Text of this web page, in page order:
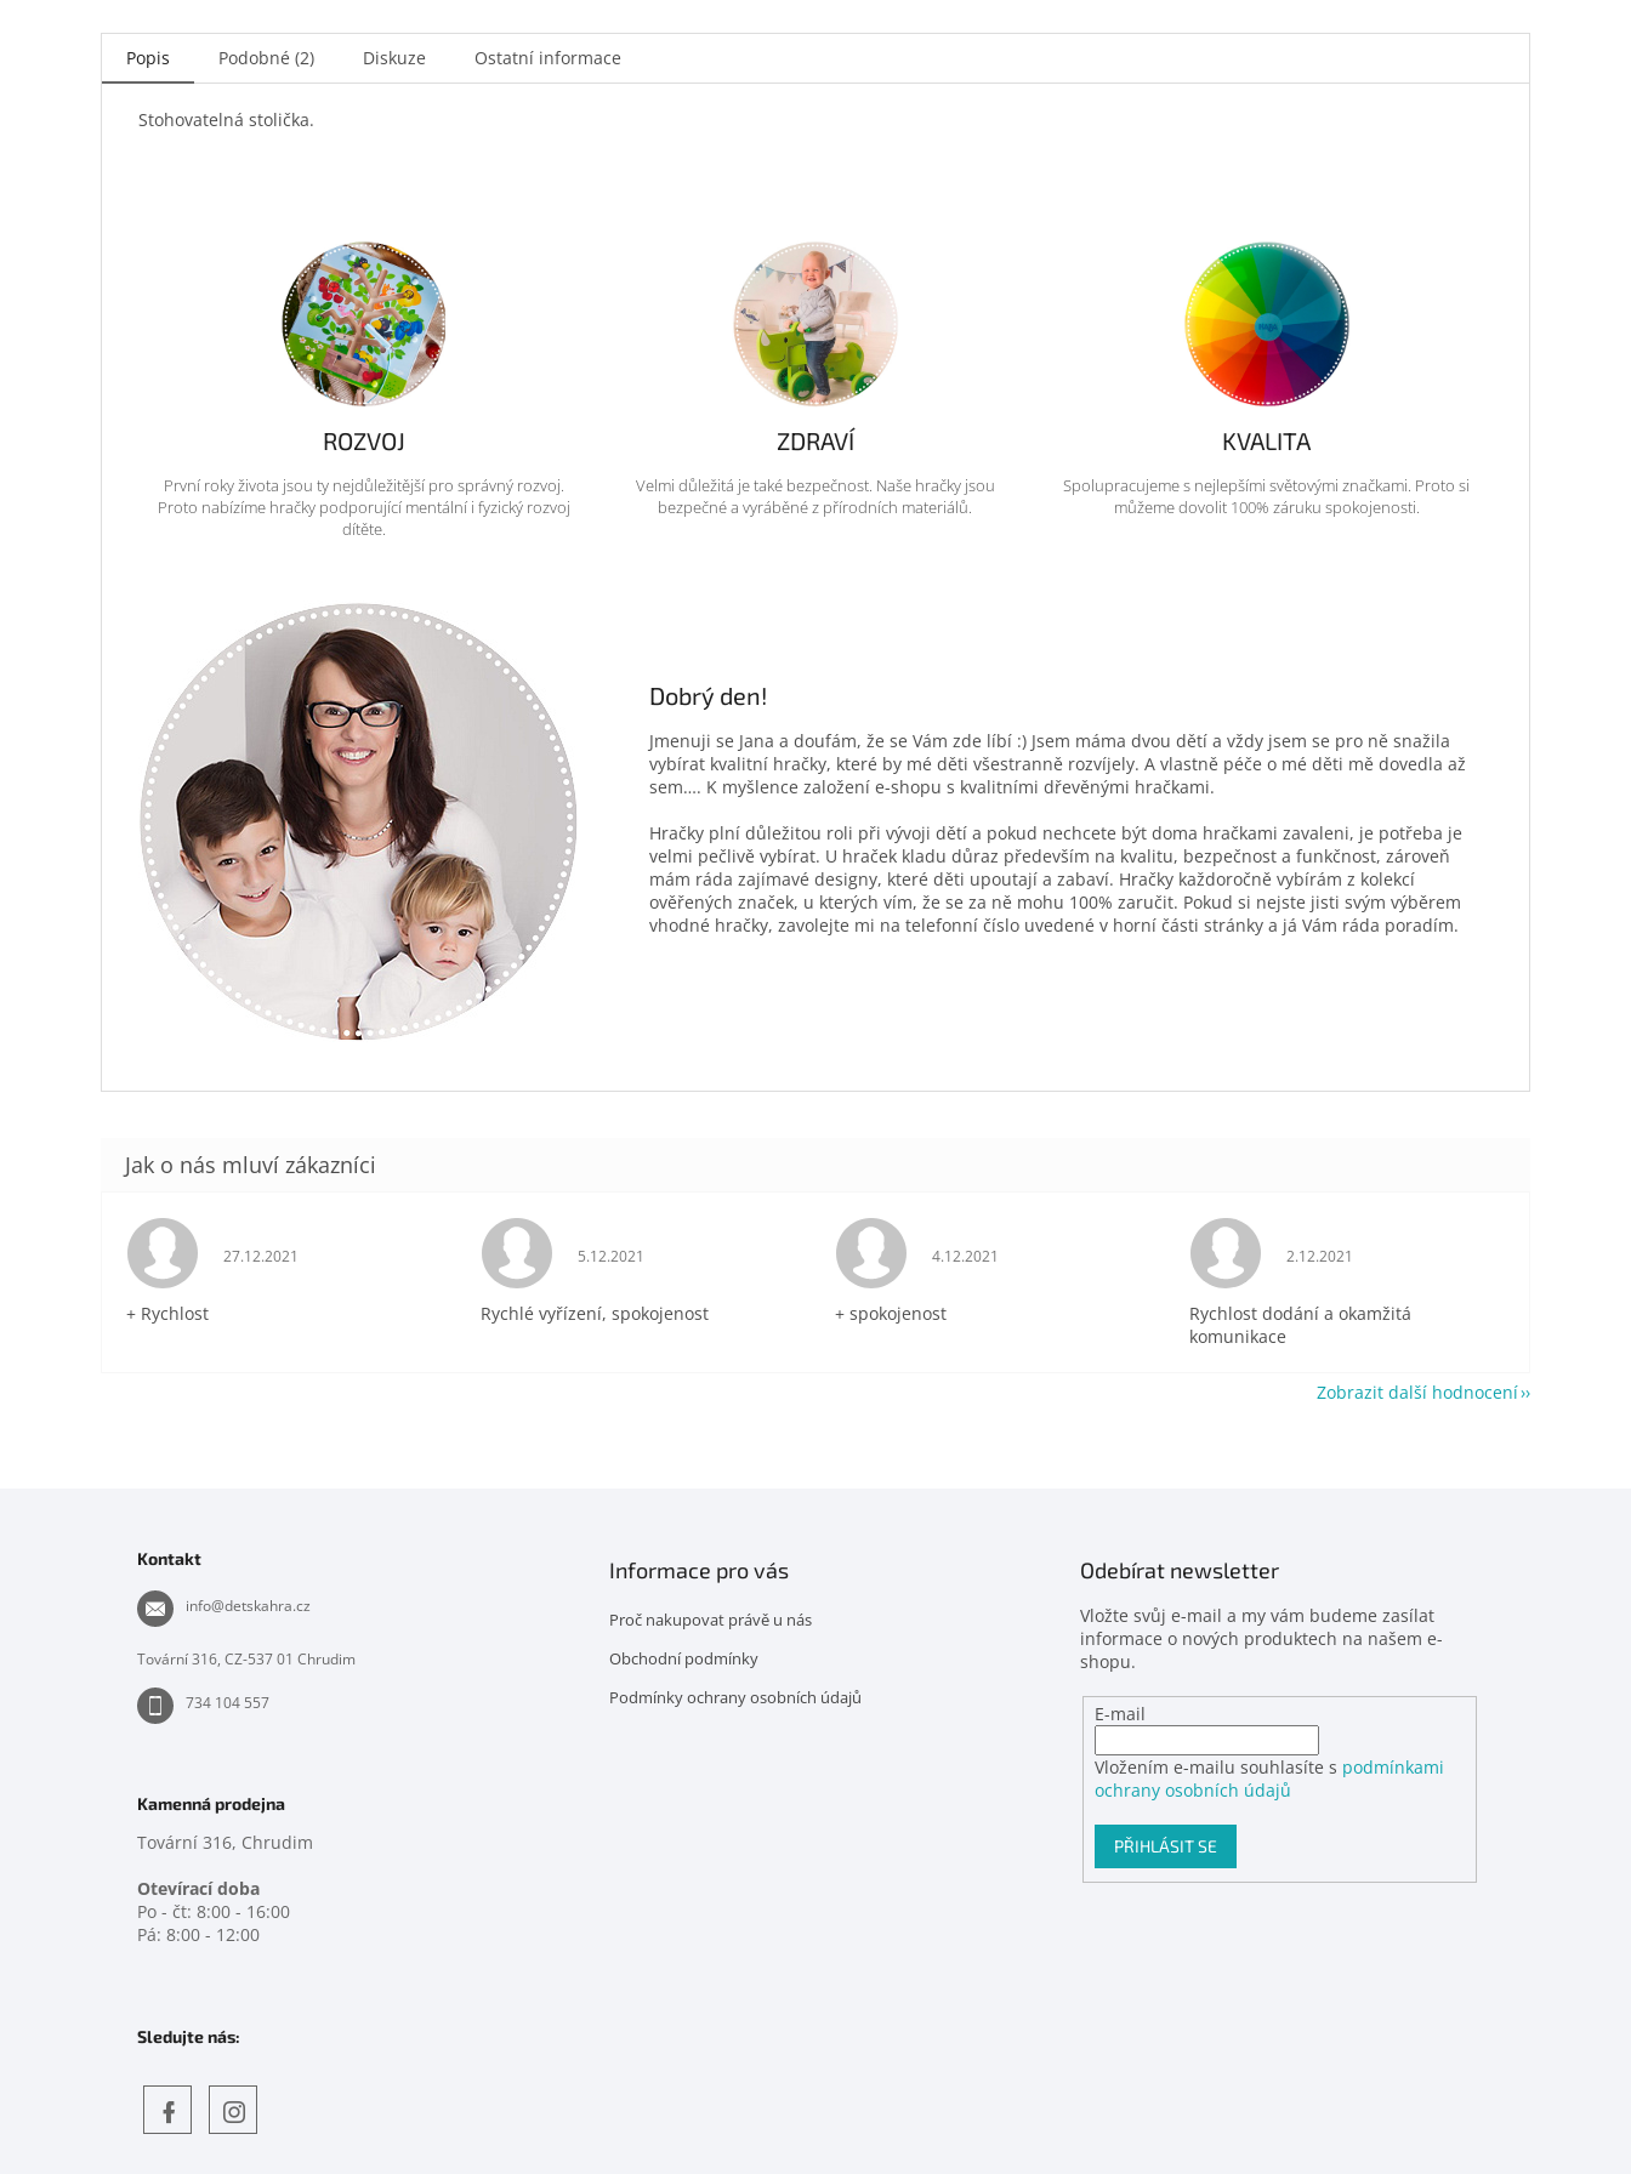
Popis Podobné (2) Diskuze Ostatní informace
Stohovatelná stolička.
ROZVOJ
První roky života jsou ty nejdůležitější pro správný rozvoj.
Proto nabízíme hračky podporující mentální i fyzický rozvoj
dítěte.
ZDRAVÍ
Velmi důležitá je také bezpečnost. Naše hračky jsou
bezpečné a vyráběné z přírodních materiálů.
KVALITA
Spolupracujeme s nejlepšími světovými značkami. Proto si
můžeme dovolit 100% záruku spokojenosti.
Dobrý den!
Jmenuji se Jana a doufám, že se Vám zde líbí :) Jsem máma dvou dětí a vždy jsem se pro ně snažila
vybírat kvalitní hračky, které by mé děti všestranně rozvíjely. A vlastně péče o mé děti mě dovedla až
sem…. K myšlence založení e-shopu s kvalitními dřevěnými hračkami.
Hračky plní důležitou roli při vývoji dětí a pokud nechcete být doma hračkami zavaleni, je potřeba je
velmi pečlivě vybírat. U hraček kladu důraz především na kvalitu, bezpečnost a funkčnost, zároveň
mám ráda zajímavé designy, které děti upoutají a zabaví. Hračky každoročně vybírám z kolekcí
ověřených značek, u kterých vím, že se za ně mohu 100% zaručit. Pokud si nejste jisti svým výběrem
vhodné hračky, zavolejte mi na telefonní číslo uvedené v horní části stránky a já Vám ráda poradím.
Hodnocení obchodu je 5 z 5 hvězdiček.
27.12.2021
+ Rychlost
Hodnocení obchodu je 5 z 5 hvězdiček.
5.12.2021
Rychlé vyřízení, spokojenost
Hodnocení obchodu je 5 z 5 hvězdiček.
4.12.2021
+ spokojenost
Hodnocení obchodu je 5 z 5 hvězdiček.
2.12.2021
Rychlost dodání a okamžitá
komunikace
Zobrazit další hodnocení
Kontakt
info@detskahra.cz
Tovární 316, CZ-537 01 Chrudim
734 104 557
Kamenná prodejna
Tovární 316, Chrudim
Otevírací doba
Po - čt: 8:00 - 16:00
Pá: 8:00 - 12:00
Sledujte nás:
Informace pro vás
Proč nakupovat právě u nás
Obchodní podmínky
Podmínky ochrany osobních údajů
Odebírat newsletter
Vložte svůj e-mail a my vám budeme zasílat
informace o nových produktech na našem e-
shopu.
E-mail
Vložením e-mailu souhlasíte s podmínkami
ochrany osobních údajů
PŘIHLÁSIT SE